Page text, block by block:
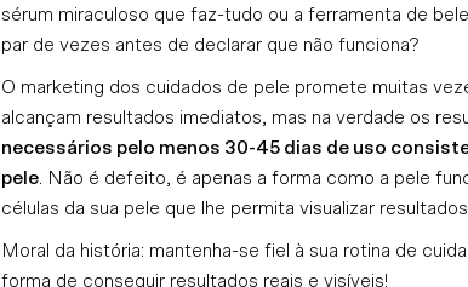
sérum miraculoso que faz-tudo ou a ferramenta de
par de vezes antes de declarar que não funciona?
O marketing dos cuidados de pele promete muitas
alcançam resultados imediatos, mas na verdade os
necessários pelo menos 30-45 dias de uso
pele. Não é defeito, é apenas a forma como a pele
células da sua pele que lhe permita visualizar
Moral da história: mantenha-se fiel à sua rotina de
forma de conseguir resultados reais e visíveis!